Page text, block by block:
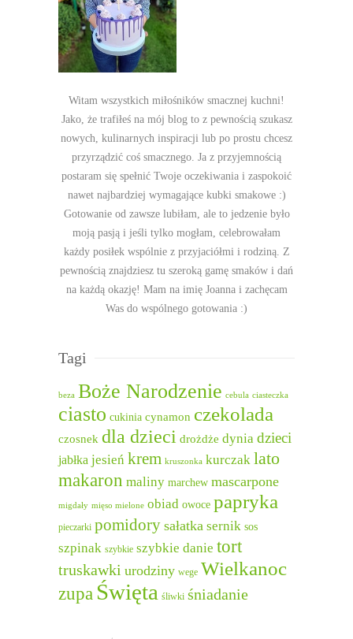
Witam wszystkich miłośników smacznej kuchni!
Jako, że trafiłeś na mój blog to z pewnością szukasz
nowych, kulinarnych inspiracji lub po prostu chcesz
przyrządzić coś smacznego. Ja z przyjemnością
postaram się spełnić Twoje oczekiwania i zaspokoić
nawet najbardziej wymagające kubki smakowe :)
Gotowanie od zawsze lubiłam, ale to jedzenie było
moją pasją i jeśli tylko mogłam, celebrowałam
każdy posiłek wspólnie z przyjaciółmi i rodziną. Z
pewnością znajdziesz tu szeroką gamę smaków i dań
na każdą okazję! Mam na imię Joanna i zachęcam
Was do wspólnego gotowania :)
Tagi
beza Boże Narodzenie cebula ciasteczka
ciasto cukinia cynamon czekolada
czosnek dla dzieci drożdże dynia dzieci
jabłka jesień krem kruszonka kurczak lato
makaron maliny marchew mascarpone
migdały mięso mielone obiad owoce papryka
pieczarki pomidory sałatka sernik sos
szpinak szybkie szybkie danie tort
truskawki urodziny wege Wielkanoc
zupa Święta śliwki śniadanie